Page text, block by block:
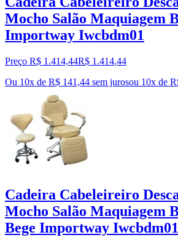
Mocho Salão Maquiagem
Importway Iwcbdm01
Preço R$ 1.414,44R$ 1.414,44
Ou 10x de R$ 141,44 sem jurosou 10x de
Cadeira Cabeleireiro
Mocho Salão Maquiagem
Bege Importway